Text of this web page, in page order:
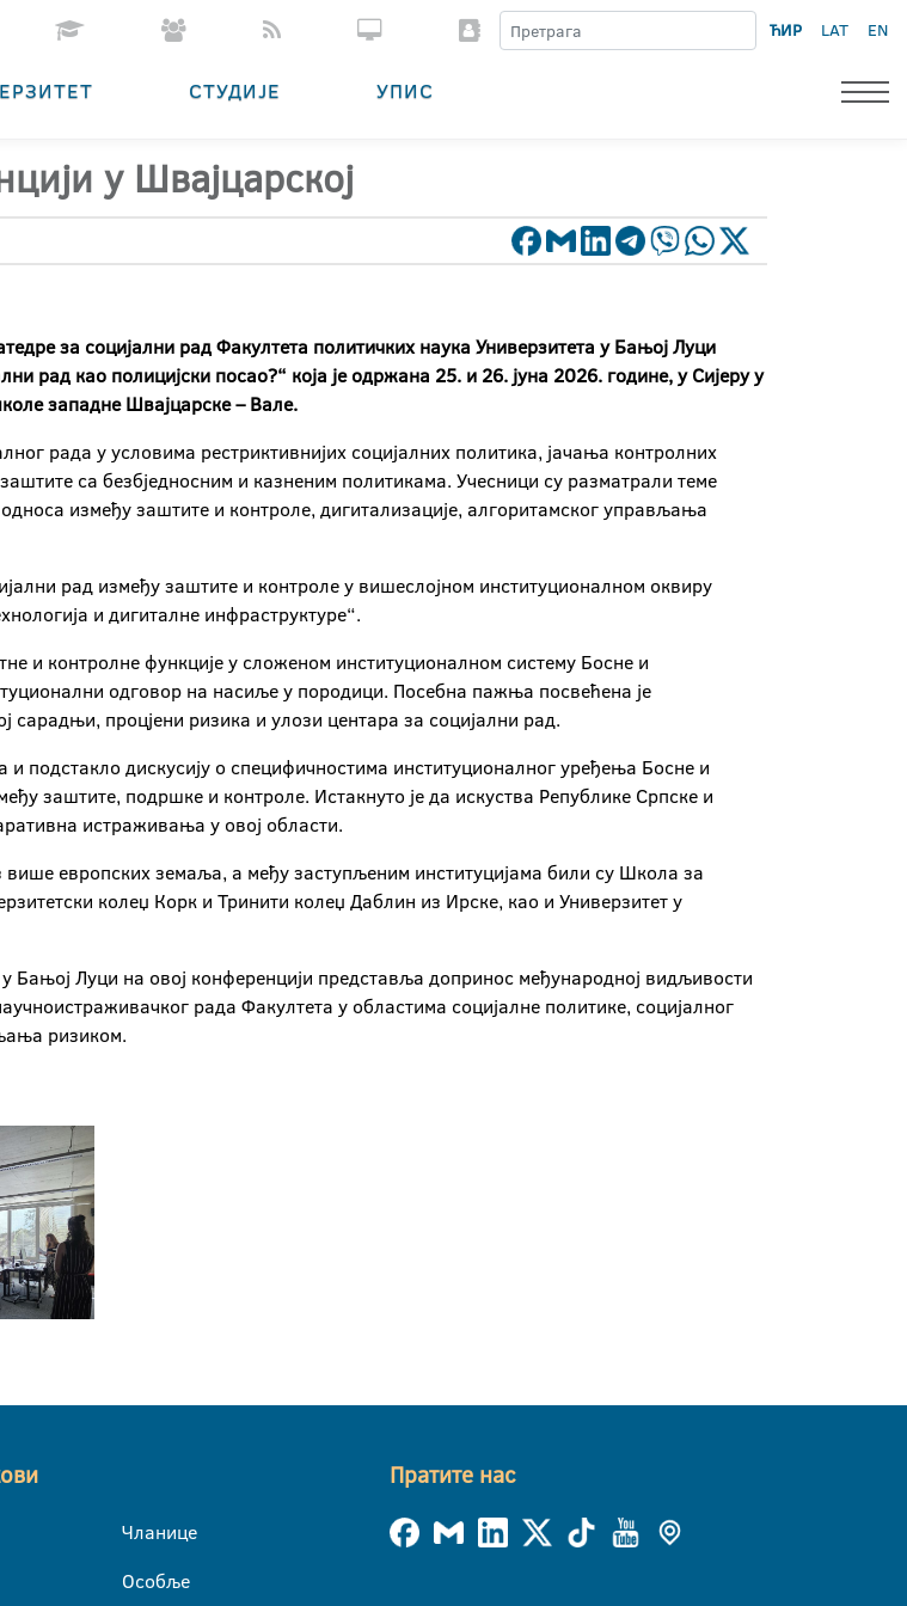
ЋИР LAT EN
СТУДИЈЕ УПИС
у Швајцарској
за социјални рад Факултета политичких наука Универзитета у Бањој Луци
рад као полицијски посао?“ која је одржана 25. и 26. јуна 2026. године, у Сијеру у
западне Швајцарске – Вале.
рада у условима рестриктивнијих социјалних политика, јачања контролних
са безбједносним и казненим политикама. Учесници су разматрали теме
између заштите и контроле, дигитализације, алгоритамског управљања
рад између заштите и контроле у вишеслојном институционалном оквиру
и дигиталне инфраструктуре“.
и контролне функције у сложеном институционалном систему Босне и
одговор на насиље у породици. Посебна пажња посвећена је
процјени ризика и улози центара за социјални рад.
подстакло дискусију о специфичностима институционалног уређења Босне и
заштите, подршке и контроле. Истакнуто је да искуства Републике Српске и
истраживања у овој области.
европских земаља, а међу заступљеним институцијама били су Школа за
колеџ Корк и Тринити колеџ Даблин из Ирске, као и Универзитет у
Бањој Луци на овој конференцији представља допринос међународној видљивости
рада Факултета у областима социјалне политике, социјалног
ризиком.
Чланице
Особље
Пратите нас